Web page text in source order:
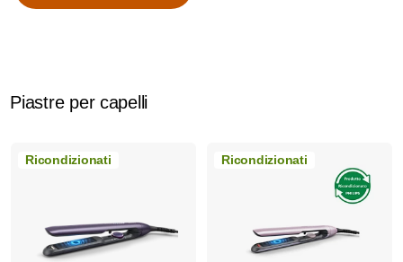
Aggiungi al carrello
Piastre per capelli
Ricondizionati Ricondizionati